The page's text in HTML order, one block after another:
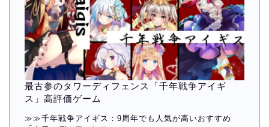
最古参のタワーディフェンス「千年戦争アイギ
ス」高評価ゲーム
≫≫千年戦争アイギス：9周年でも人気が高いおすすめ